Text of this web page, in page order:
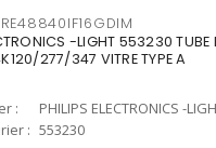
-LIGHT 553230 TUBE
277/347 VITRE TYPE A
:
PHILIPS ELECTRONICS -
: 553230